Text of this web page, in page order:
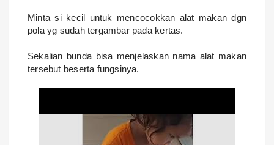
Minta si kecil untuk mencocokkan alat makan dgn
pola yg sudah tergambar pada kertas.
Sekalian bunda bisa menjelaskan nama alat makan
tersebut beserta fungsinya.